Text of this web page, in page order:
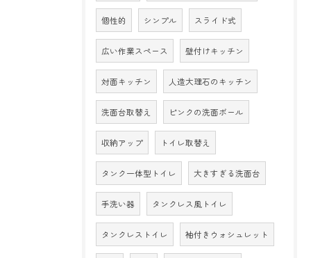
個性的 シンプル スライド式
広い作業スペース 壁付けキッチン
対面キッチン 人造大理石のキッチン
洗面台取替え ピンクの洗面ボール
収納アップ トイレ取替え
タンク一体型トイレ 大きすぎる洗面台
手洗い器 タンクレス風トイレ
タンクレストイレ 袖付きウォシュレット